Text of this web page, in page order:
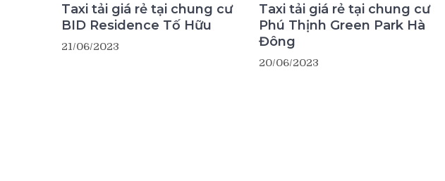
Taxi tải giá rẻ tại chung cư
BID Residence Tố Hữu
21/06/2023
Taxi tải giá rẻ tại chung cư
Phú Thịnh Green Park Hà
Đông
20/06/2023